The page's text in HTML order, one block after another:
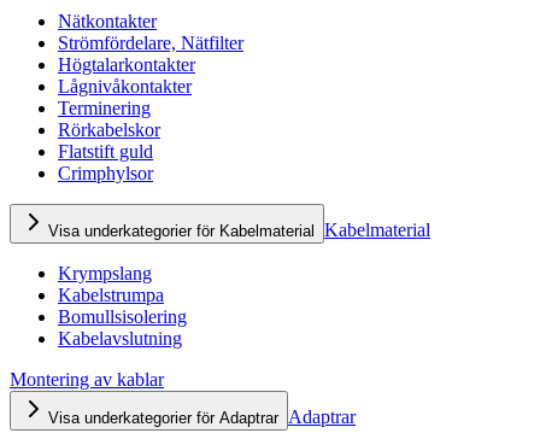
Nätkontakter
Strömfördelare, Nätfilter
Högtalarkontakter
Lågnivåkontakter
Terminering
Rörkabelskor
Flatstift guld
Crimphylsor
Visa underkategorier för Kabelmaterial Kabelmaterial
Krympslang
Kabelstrumpa
Bomullsisolering
Kabelavslutning
Montering av kablar
Visa underkategorier för Adaptrar Adaptrar